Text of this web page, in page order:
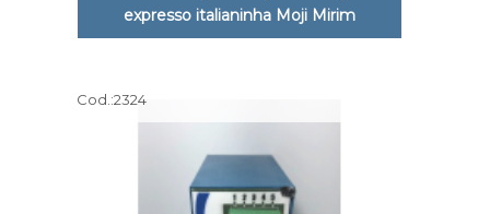
expresso italianinha Moji Mirim
Cod.:2324